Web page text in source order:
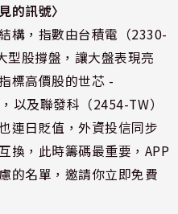
的訊號〉
構，指數由台積電（2330-
型股撐盤，讓大盤表現亮
標高價股的世芯 -
以及聯發科（2454-TW）
連日貶值，外資投信同步
換，此時籌碼最重要，APP
的名單，邀請你立即免費